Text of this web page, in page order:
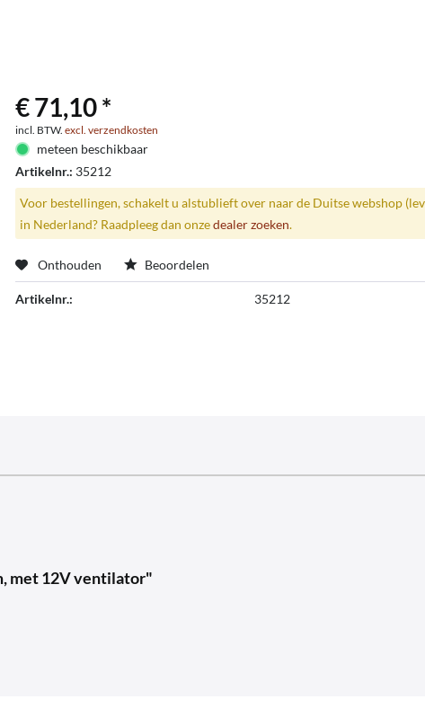
€ 71,10 *
incl. BTW.excl. verzendkosten
meteen beschikbaar
Artikelnr.: 35212
Voor bestellingen, schakelt u alstublieft over naar de Duitse webshop
in Nederland? Raadpleeg dan onzedealer zoeken.
Onthouden Beoordelen
Artikelnr.: 35212
met 12V ventilator"